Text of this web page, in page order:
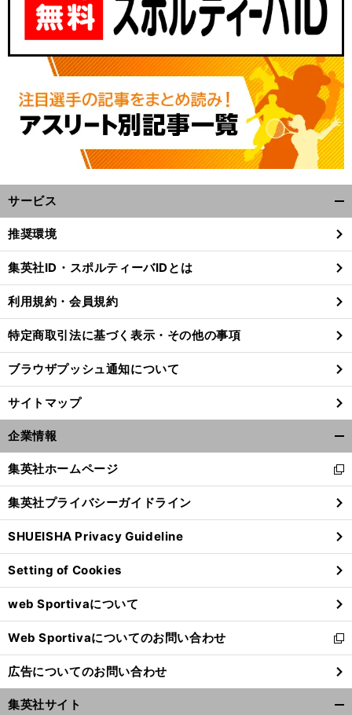
サービス
閉
る
推奨環境
集英社ID・スポルティーバIDとは
利用規約・会員規約
特定商取引法に基づく表示・その他の事項
ブラウザプッシュ通知について
サイトマップ
企業情報
閉
る
集英社ホームページ
新
し
い
ウ
ィ
ン
ド
ウ
で
開
く
集英社プライバシーガイドライン
SHUEISHA Privacy Guideline
Setting of Cookies
web Sportivaについて
Web Sportivaについてのお問い合わせ
新
し
い
ウ
ィ
広告についてのお問い合わせ
集英社サイト